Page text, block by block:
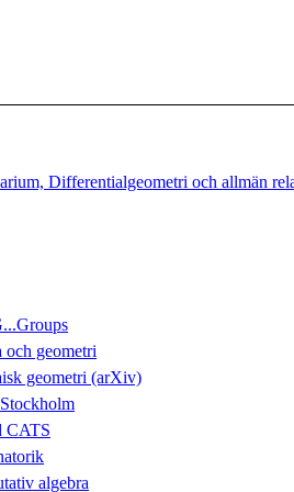
Differentialgeometri och allmän
och geometri
geometri (arXiv)
CATS
algebra